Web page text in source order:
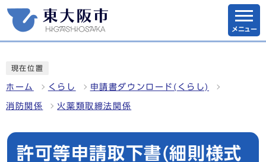
メニュー
現在位置
ホーム くらし 申請書ダウンロード(くらし)
消防関係 火薬類取締法関係
許可等申請取下書(細則様式